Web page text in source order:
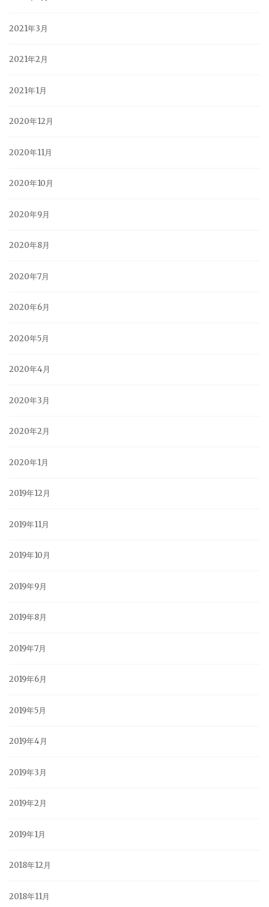
2021年3月
2021年2月
2021年1月
2020年12月
2020年11月
2020年10月
2020年9月
2020年8月
2020年7月
2020年6月
2020年5月
2020年4月
2020年3月
2020年2月
2020年1月
2019年12月
2019年11月
2019年10月
2019年9月
2019年8月
2019年7月
2019年6月
2019年5月
2019年4月
2019年3月
2019年2月
2019年1月
2018年12月
2018年11月